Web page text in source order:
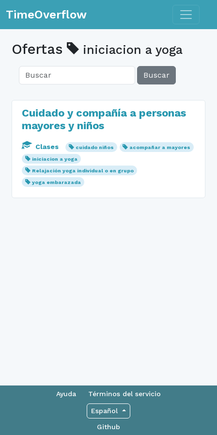
TimeOverflow Toggle
Ofertas iniciacion a yoga
Buscar
Cuidado y compañía a personas
mayores y niños
Clases cuidado niños
acompañar a mayores
iniciacion a yoga
Relajación yoga individual o en grupo
yoga embarazada
Ayuda Términos del servicio
Español
Github